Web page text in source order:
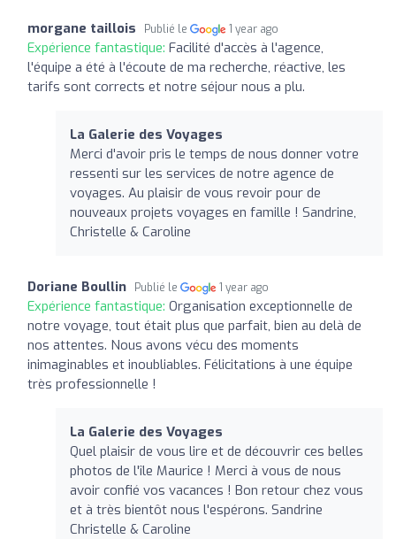
morgane taillois Publié le 1 year ago
Expérience fantastique: Facilité d'accès à l'agence,
l'équipe a été à l'écoute de ma recherche, réactive, les
tarifs sont corrects et notre séjour nous a plu.
La Galerie des Voyages
Merci d'avoir pris le temps de nous donner votre
ressenti sur les services de notre agence de
voyages. Au plaisir de vous revoir pour de
nouveaux projets voyages en famille ! Sandrine,
Christelle & Caroline
Doriane Boullin Publié le 1 year ago
Expérience fantastique: Organisation exceptionnelle de
notre voyage, tout était plus que parfait, bien au delà de
nos attentes. Nous avons vécu des moments
inimaginables et inoubliables. Félicitations à une équipe
très professionnelle !
La Galerie des Voyages
Quel plaisir de vous lire et de découvrir ces belles
photos de l'île Maurice ! Merci à vous de nous
avoir confié vos vacances ! Bon retour chez vous
et à très bientôt nous l'espérons. Sandrine
Christelle & Caroline